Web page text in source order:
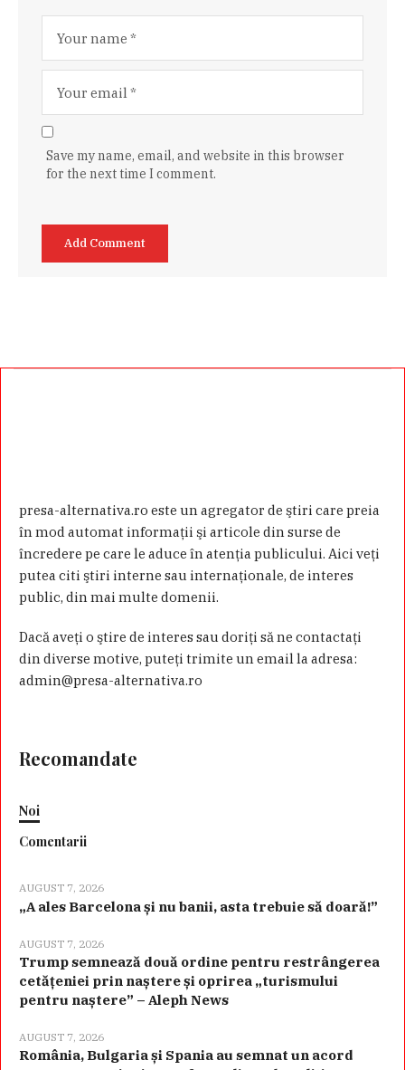
Save my name, email, and website in this browser
for the next time I comment.
presa-alternativa.ro este un agregator de ştiri care preia
în mod automat informaţii şi articole din surse de
încredere pe care le aduce în atenţia publicului. Aici veţi
putea citi ştiri interne sau internaţionale, de interes
public, din mai multe domenii.
Dacă aveţi o ştire de interes sau doriţi să ne contactaţi
din diverse motive, puteţi trimite un email la adresa:
admin@presa-alternativa.ro
Recomandate
Noi
Comentarii
AUGUST 7, 2026
„A ales Barcelona și nu banii, asta trebuie să doară!”
AUGUST 7, 2026
Trump semnează două ordine pentru restrângerea
cetățeniei prin naștere și oprirea „turismului
pentru naștere” – Aleph News
AUGUST 7, 2026
România, Bulgaria și Spania au semnat un acord